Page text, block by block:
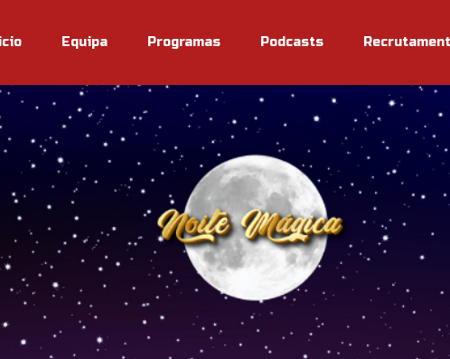
Equipa Programas Podcasts